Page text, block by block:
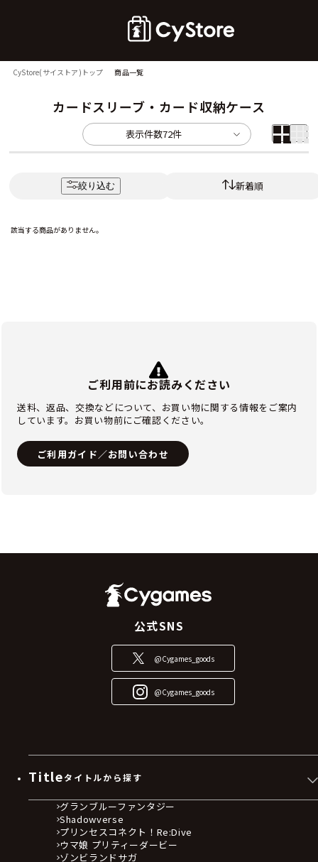
CyStore(サイストア)トップ 商品一覧
カードスリーブ・カード収納ケース
表示件数72件
絞り込む 新着順
該当する商品がありません。
ご利用前にお読みください
送料、返品、交換などについて、お買い物に関する情報をご案内
しています。お買い物前にご確認ください。
ご利用ガイド／お問い合わせ
公式SNS
@Cygames_goods
@Cygames_goods
Titleタイトルから探す
グランブルーファンタジー
Shadowverse
プリンセスコネクト！Re:Dive
ウマ娘 プリティーダービー
ゾンビランドサガ